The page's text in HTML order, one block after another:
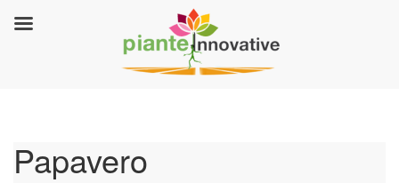
Papavero